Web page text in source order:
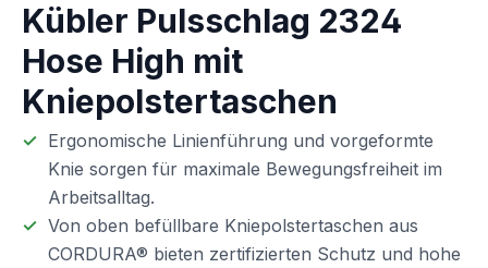
Kübler Pulsschlag 2324
Hose High mit
Kniepolstertaschen
Ergonomische Linienführung und vorgeformte
Knie sorgen für maximale Bewegungsfreiheit im
Arbeitsalltag.
Von oben befüllbare Kniepolstertaschen aus
CORDURA® bieten zertifizierten Schutz und hohe